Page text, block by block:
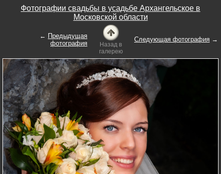
Фотографии свадьбы в усадьбе Архангельское в
Московской области
← Предыдущая
фотография
Назад в
галерею
Следующая фотография →